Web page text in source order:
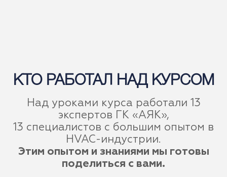
КТО РАБОТАЛ НАД КУРСОМ
Над уроками курса работали 13
экспертов ГК «АЯК»,
13 специалистов с большим опытом в
HVAC-индустрии.
Этим опытом и знаниями мы готовы
поделиться с вами.